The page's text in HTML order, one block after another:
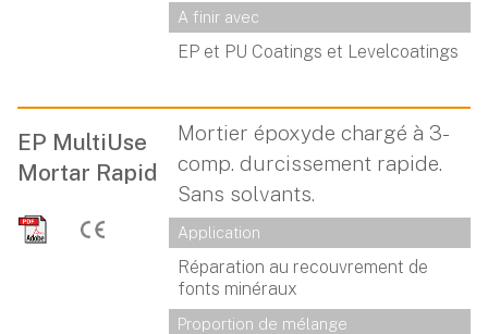
A finir avec
EP et PU Coatings et Levelcoatings
EP MultiUse
Mortar Rapid
Mortier époxyde chargé à 3-
comp. durcissement rapide.
Sans solvants.
Application
Réparation au recouvrement de
fonts minéraux
Proportion de mélange